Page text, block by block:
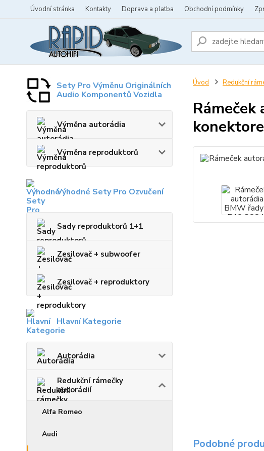
Úvodní stránka Kontakty Doprava a platba Obchodní podmínky
Sety Pro Výměnu Originálních
Audio Komponentů Vozidla
Výměna autorádia
Výměna reproduktorů
Výhodné Sety Pro Ozvučení
Sady reproduktorů 1+1
Zesilovač + subwoofer
Zesilovač + reproduktory
Hlavní Kategorie
Autorádia
Redukční rámečky
autorádií
Alfa Romeo
Audi
Úvod Redukční
Podobné